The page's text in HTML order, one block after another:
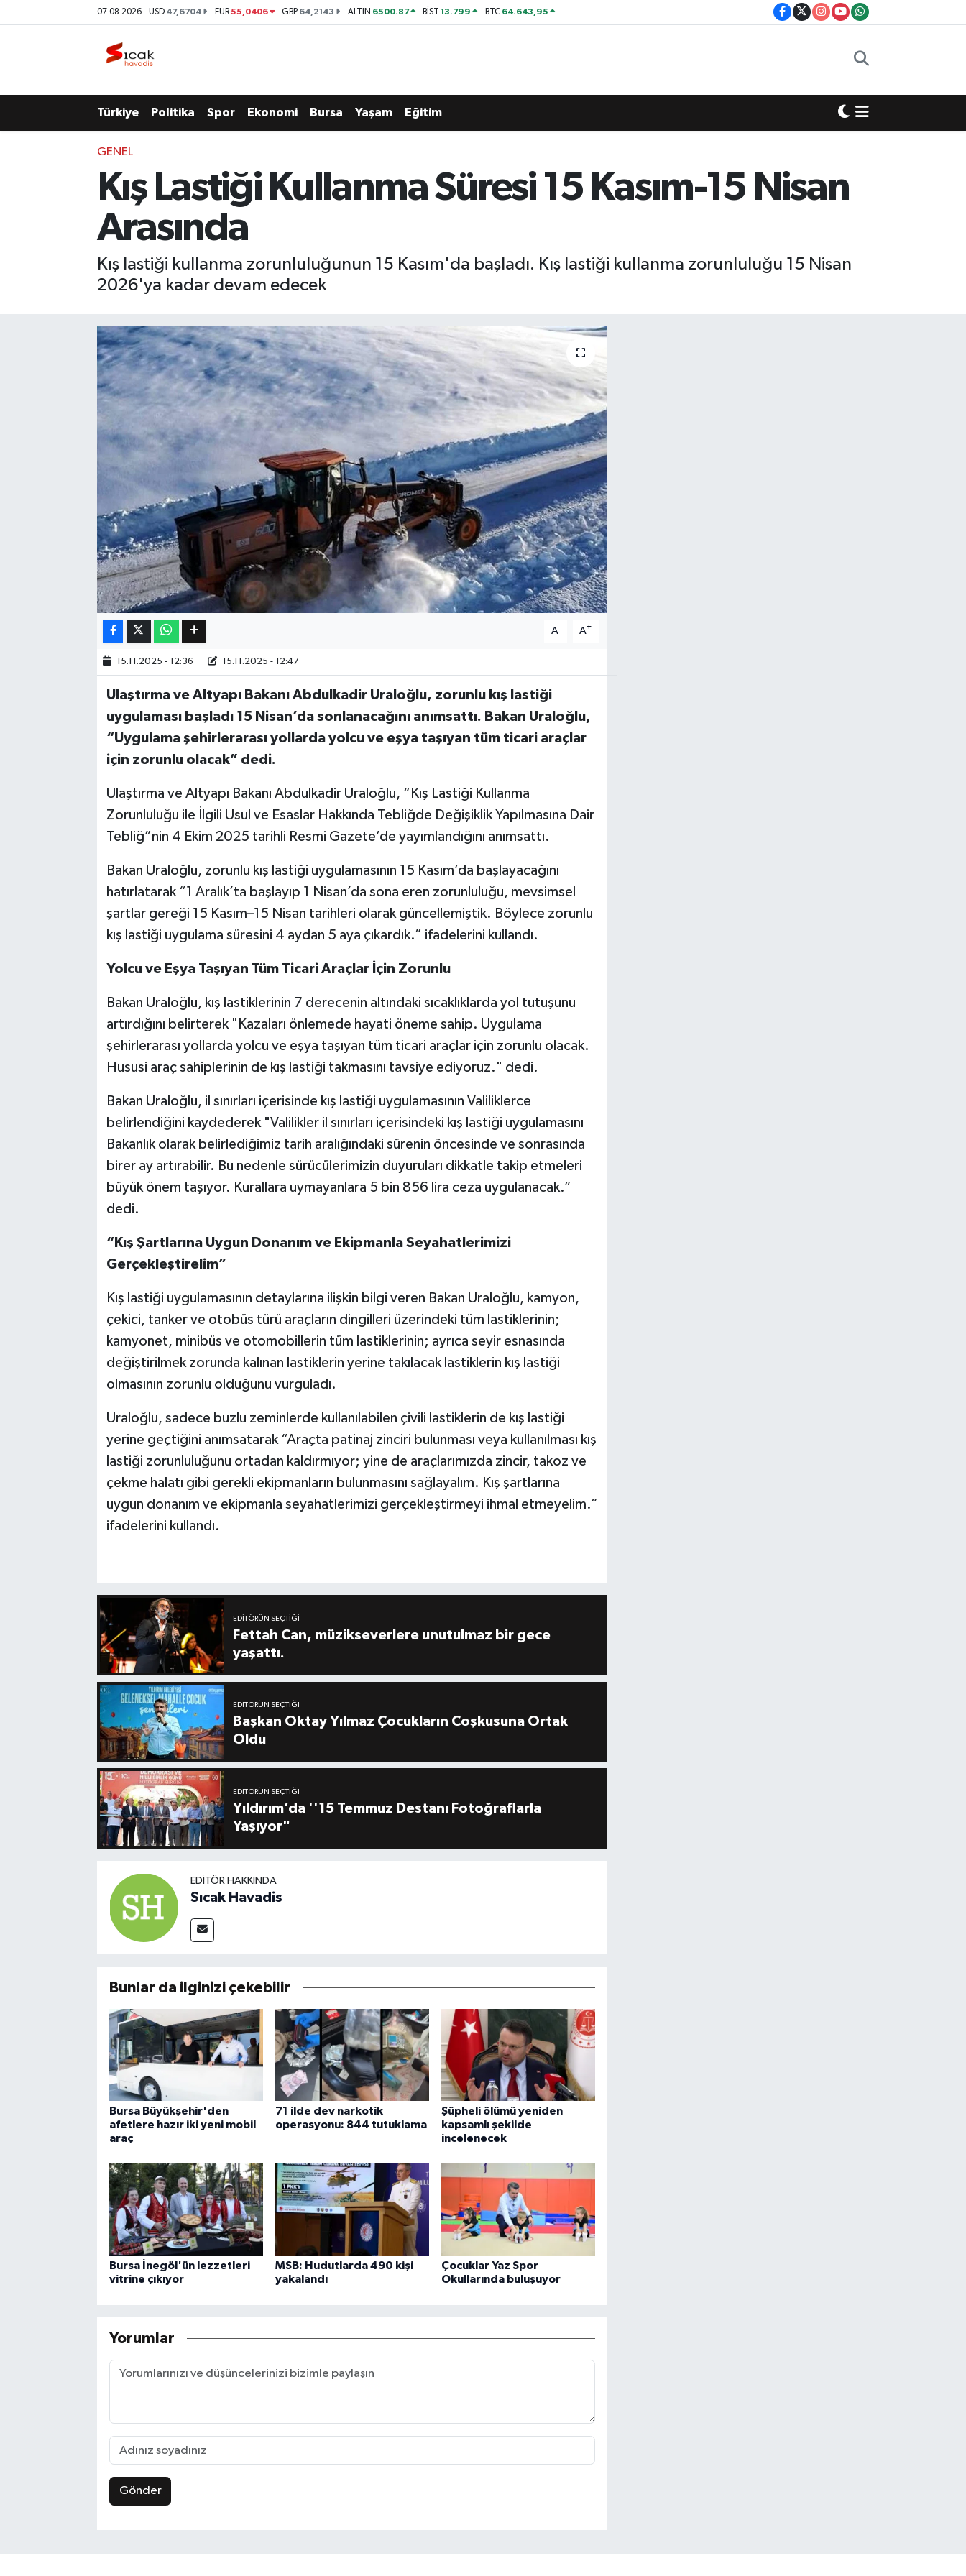
07-08-2026 USD 47,6704 EUR55,0406 GBP 64,2143 ALTIN 6500.87 BİST13.799 BTC 64.643,95
Türkiye Politika Spor Ekonomi Bursa Yaşam Eğitim
GENEL
Kış Lastiği Kullanma Süresi 15 Kasım-15 Nisan
Arasında
Kış lastiği kullanma zorunluluğunun 15 Kasım'da başladı. Kış lastiği kullanma zorunluluğu 15 Nisan
2026'ya kadar devam edecek
A- A+
15.11.2025 - 12:36 15.11.2025 - 12:47
Ulaştırma ve Altyapı Bakanı Abdulkadir Uraloğlu, zorunlu kış lastiği
uygulaması başladı 15 Nisan’da sonlanacağını anımsattı. Bakan Uraloğlu,
“Uygulama şehirlerarası yollarda yolcu ve eşya taşıyan tüm ticari araçlar
için zorunlu olacak” dedi.
Ulaştırma ve Altyapı Bakanı Abdulkadir Uraloğlu, “Kış Lastiği Kullanma
Zorunluluğu ile İlgili Usul ve Esaslar Hakkında Tebliğde Değişiklik Yapılmasına Dair
Tebliğ”nin 4 Ekim 2025 tarihli Resmi Gazete’de yayımlandığını anımsattı.
Bakan Uraloğlu, zorunlu kış lastiği uygulamasının 15 Kasım’da başlayacağını
hatırlatarak “1 Aralık’ta başlayıp 1 Nisan’da sona eren zorunluluğu, mevsimsel
şartlar gereği 15 Kasım–15 Nisan tarihleri olarak güncellemiştik. Böylece zorunlu
kış lastiği uygulama süresini 4 aydan 5 aya çıkardık.” ifadelerini kullandı.
Yolcu ve Eşya Taşıyan Tüm Ticari Araçlar İçin Zorunlu
Bakan Uraloğlu, kış lastiklerinin 7 derecenin altındaki sıcaklıklarda yol tutuşunu
artırdığını belirterek "Kazaları önlemede hayati öneme sahip. Uygulama
şehirlerarası yollarda yolcu ve eşya taşıyan tüm ticari araçlar için zorunlu olacak.
Hususi araç sahiplerinin de kış lastiği takmasını tavsiye ediyoruz." dedi.
Bakan Uraloğlu, il sınırları içerisinde kış lastiği uygulamasının Valiliklerce
belirlendiğini kaydederek "Valilikler il sınırları içerisindeki kış lastiği uygulamasını
Bakanlık olarak belirlediğimiz tarih aralığındaki sürenin öncesinde ve sonrasında
birer ay artırabilir. Bu nedenle sürücülerimizin duyuruları dikkatle takip etmeleri
büyük önem taşıyor. Kurallara uymayanlara 5 bin 856 lira ceza uygulanacak.”
dedi.
“Kış Şartlarına Uygun Donanım ve Ekipmanla Seyahatlerimizi
Gerçekleştirelim”
Kış lastiği uygulamasının detaylarına ilişkin bilgi veren Bakan Uraloğlu, kamyon,
çekici, tanker ve otobüs türü araçların dingilleri üzerindeki tüm lastiklerinin;
kamyonet, minibüs ve otomobillerin tüm lastiklerinin; ayrıca seyir esnasında
değiştirilmek zorunda kalınan lastiklerin yerine takılacak lastiklerin kış lastiği
olmasının zorunlu olduğunu vurguladı.
Uraloğlu, sadece buzlu zeminlerde kullanılabilen çivili lastiklerin de kış lastiği
yerine geçtiğini anımsatarak “Araçta patinaj zinciri bulunması veya kullanılması kış
lastiği zorunluluğunu ortadan kaldırmıyor; yine de araçlarımızda zincir, takoz ve
çekme halatı gibi gerekli ekipmanların bulunmasını sağlayalım. Kış şartlarına
uygun donanım ve ekipmanla seyahatlerimizi gerçekleştirmeyi ihmal etmeyelim.”
ifadelerini kullandı.
EDITÖRÜN SEÇTIĞI
Fettah Can, müzikseverlere unutulmaz bir gece
yaşattı.
EDITÖRÜN SEÇTIĞI
Başkan Oktay Yılmaz Çocukların Coşkusuna Ortak
Oldu
EDITÖRÜN SEÇTIĞI
Yıldırım’da ''15 Temmuz Destanı Fotoğraflarla
Yaşıyor"
EDITÖR HAKKINDA
Sıcak Havadis
Bunlar da ilginizi çekebilir
Bursa Büyükşehir'den
afetlere hazır iki yeni mobil
araç
71 ilde dev narkotik
operasyonu: 844 tutuklama
Şüpheli ölümü yeniden
kapsamlı şekilde
incelenecek
Bursa İnegöl'ün lezzetleri
vitrine çıkıyor
MSB: Hudutlarda 490 kişi
yakalandı
Çocuklar Yaz Spor
Okullarında buluşuyor
Yorumlar
Gönder
Kültür & Sanat
Bilim, Teknoloji
Nöbetçi Eczaneler
Tüm Manşetler
Son Dakika Haberleri